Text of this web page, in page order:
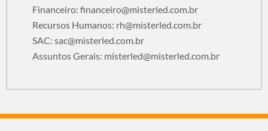
Financeiro: financeiro@misterled.com.br
Recursos Humanos: rh@misterled.com.br
SAC: sac@misterled.com.br
Assuntos Gerais: misterled@misterled.com.br